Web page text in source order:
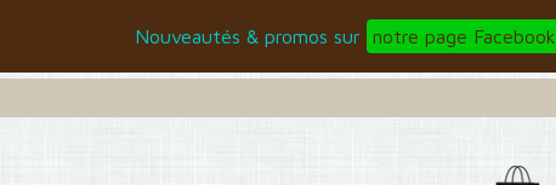
Nouveautés & promos sur notre page Facebook